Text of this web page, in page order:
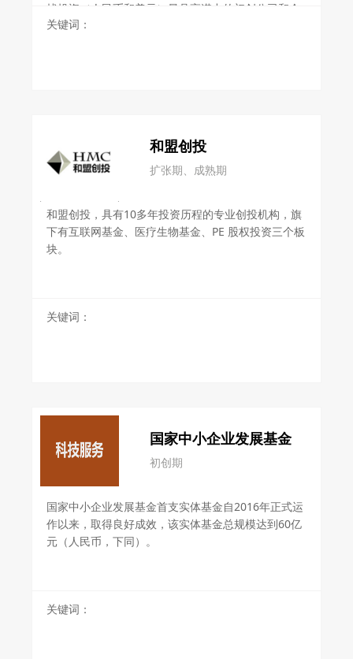
找投资（人民币和美元）最具高潜力的初创公司和企
业家。
关键词：
和盟创投
扩张期、成熟期
和盟创投，具有10多年投资历程的专业创投机构，旗
下有互联网基金、医疗生物基金、PE 股权投资三个板
块。
关键词：
国家中小企业发展基金
初创期
国家中小企业发展基金首支实体基金自2016年正式运
作以来，取得良好成效，该实体基金总规模达到60亿
元（人民币，下同）。
关键词：